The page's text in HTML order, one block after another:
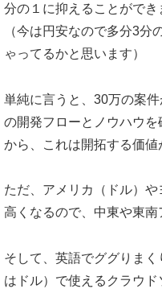
分の１に抑えることができ
（今は円安なので多分3分
ゃってるかと思います）
単純に言うと、30万の案
の開発フローとノウハウ
から、これは開拓する価値
ただ、アメリカ（ドル）
高くなるので、中東や東南
そして、英語でググりま
はドル）で使えるクラウ